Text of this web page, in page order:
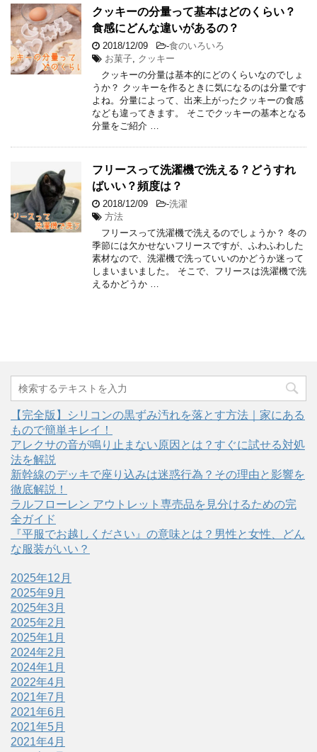
クッキーの分量って基本はどのくらい？
食感にどんな違いがあるの？
2018/12/09 -食のいろいろ
お菓子 クッキー
クッキーの分量は基本的にどのくらいなのでしょ
うか？ クッキーを作るときに気になるのは分量です
よね。分量によって、出来上がったクッキーの食感
なども違ってきます。 そこでクッキーの基本となる
分量をご紹介 …
フリースって洗濯機で洗える？どうすれ
ばいい？頻度は？
2018/12/09 -洗濯
方法
フリースって洗濯機で洗えるのでしょうか？ 冬の
季節には欠かせないフリースですが、ふわふわした
素材なので、洗濯機で洗っていいのかどうか迷って
しまいまいました。 そこで、フリースは洗濯機で洗
えるかどうか …
【完全版】シリコンの黒ずみ汚れを落とす方法｜家にある
もので簡単キレイ！
アレクサの音が鳴り止まない原因とは？すぐに試せる対処
法を解説
新幹線のデッキで座り込みは迷惑行為？その理由と影響を
徹底解説！
ラルフローレン アウトレット専売品を見分けるための完
全ガイド
『平服でお越しください』の意味とは？男性と女性、どん
な服装がいい？
2025年12月
2025年9月
2025年3月
2025年2月
2025年1月
2024年2月
2024年1月
2022年4月
2021年7月
2021年6月
2021年5月
2021年4月